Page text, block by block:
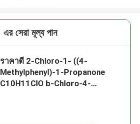
এর সেরা মূল্য পান
ราคาดี 2-Chloro-1- ((4-
Methylphenyl)-1-Propanone
C10H11ClO b-Chloro-4-